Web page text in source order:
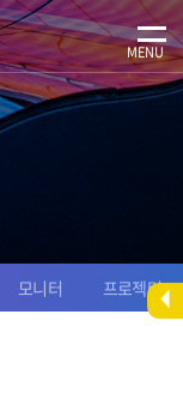
MENU
모니터 프로젝터